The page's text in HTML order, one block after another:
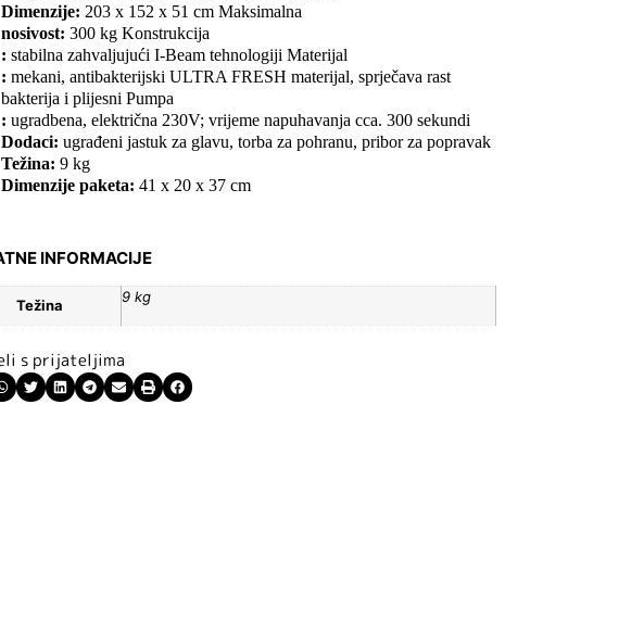
Dimenzije: 203 x 152 x 51 cm Maksimalna
nosivost: 300 kg Konstrukcija
: stabilna zahvaljujući I-Beam tehnologiji Materijal
: mekani, antibakterijski ULTRA FRESH materijal, sprječava rast
bakterija i plijesni Pumpa
: ugradbena, električna 230V; vrijeme napuhavanja cca. 300 sekundi
Dodaci: ugrađeni jastuk za glavu, torba za pohranu, pribor za popravak
Težina: 9 kg
Dimenzije paketa: 41 x 20 x 37 cm
INFORMACIJE
Težina 9 kg
s prijateljima